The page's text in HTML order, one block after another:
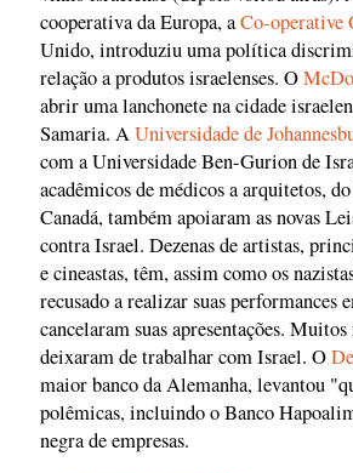
cooperativa da Europa, aCo-operative
Unido, introduziu uma política
relação a produtos israelenses. O
abrir uma lanchonete na cidade
Samaria. AUniversidade de
com a Universidade Ben-Gurion de
acadêmicos de médicos a arquitetos,
Canadá, também apoiaram as novas
contra Israel. Dezenas de artistas,
e cineastas, têm, assim como os
recusado a realizar suas performances
cancelaram suas apresentações.
deixaram de trabalhar com Israel. O
maior banco da Alemanha, levantou
polêmicas, incluindo o Banco
negra de empresas.